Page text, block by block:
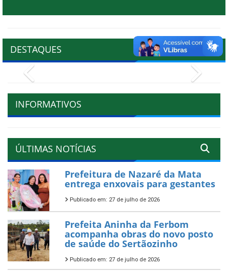
DESTAQUES
INFORMATIVOS
ÚLTIMAS NOTÍCIAS
Prefeitura de Nazaré da Mata
entrega enxovais para gestantes
Publicado em: 27 de julho de 2026
Prefeita Aninha da Ferbom
acompanha obras do novo posto
de saúde do Sertãozinho
Publicado em: 27 de julho de 2026